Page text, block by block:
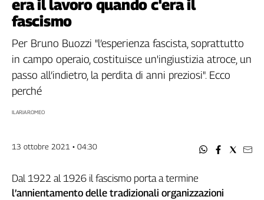
Filctem
Fillea
Filt
Flai
Flc
Fp
Slc
Inca
Caaf
era il lavoro quando c'era il
fascismo
Per Bruno Buozzi "l’esperienza fascista, soprattutto
in campo operaio, costituisce un'ingiustizia atroce, un
passo all’indietro, la perdita di anni preziosi". Ecco
perché
ILARIA ROMEO
13 ottobre 2021 • 04:30
Dal 1922 al 1926 il fascismo porta a termine
l’annientamento delle tradizionali organizzazioni